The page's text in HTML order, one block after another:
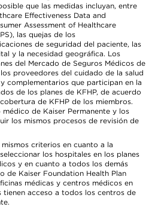
que las medidas incluyan, entre
Effectiveness Data and
Assessment of Healthcare
las quejas de los
de seguridad del paciente, las
y la necesidad geográfica. Los
del Mercado de Seguros Médicos de
proveedores del cuidado de la salud
complementarios que participan en la
de los planes de KFHP, de acuerdo
de KFHP de los miembros.
de Kaiser Permanente y los
los mismos procesos de revisión de
criterios en cuanto a la
los hospitales en los planes
y en cuanto a todos los demás
de Kaiser Foundation Health Plan
médicas y centros médicos en
acceso a todos los centros de